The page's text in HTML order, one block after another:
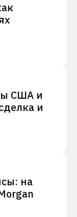
США и
и
на